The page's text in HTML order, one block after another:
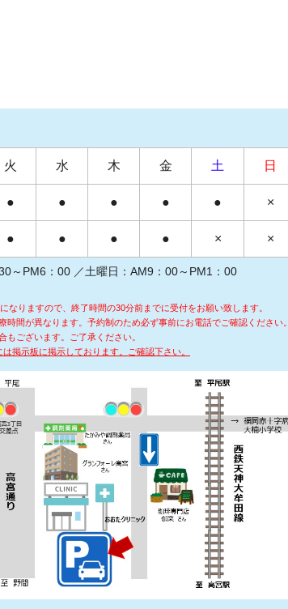
火 水 木 金 土 日
● ● ● ● ● ×
● ● ● ● × ×
～PM6：00 ／土曜日：AM9：00～PM1：00
りますので、終了時間の30分前までに受付をお願い致します。
間が異なります。予約制のため必ず事前にお電話でご確認ください。
ございます。ご了承ください。
掲示板に掲示しております。ご確認下さい。